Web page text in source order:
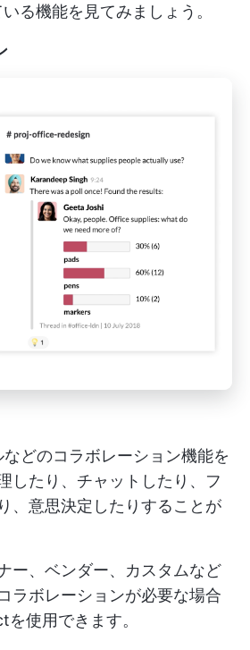
る機能を見てみましょう。
どのコラボレーション機能を
したり、チャットしたり、フ
、意思決定したりすることが
ー、ベンダー、カスタムなど
ラボレーションが必要な場合
使用できます。